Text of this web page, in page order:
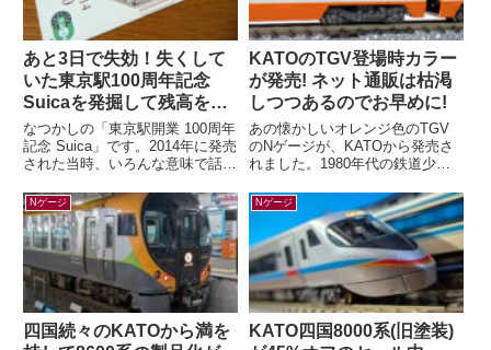
あと3日で失効！失くして
いた東京駅100周年記念
Suicaを発掘して残高を確
認したら…
なつかしの「東京駅開業 100周年
記念 Suica」です。2014年に発売
された当時、いろんな意味で話題
なので、もったいなくて使わ...
KATOのTGV登場時カラー
が発売! ネット通販は枯渇
しつつあるのでお早めに!
あの懐かしいオレンジ色のTGV
のNゲージが、KATOから発売さ
れました。1980年代の鉄道少年
ったのが、この初代TGV。フラ
ンスの...
Nゲージ
四国続々のKATOから満を
Nゲージ
KATO四国8000系(旧塗装)